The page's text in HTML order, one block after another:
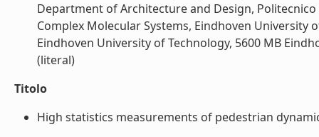
Department of Architecture and Design,
Complex Molecular Systems, Eindhoven University
Eindhoven University of Technology, 5600 MB
(literal)
Titolo
High statistics measurements of pedestrian